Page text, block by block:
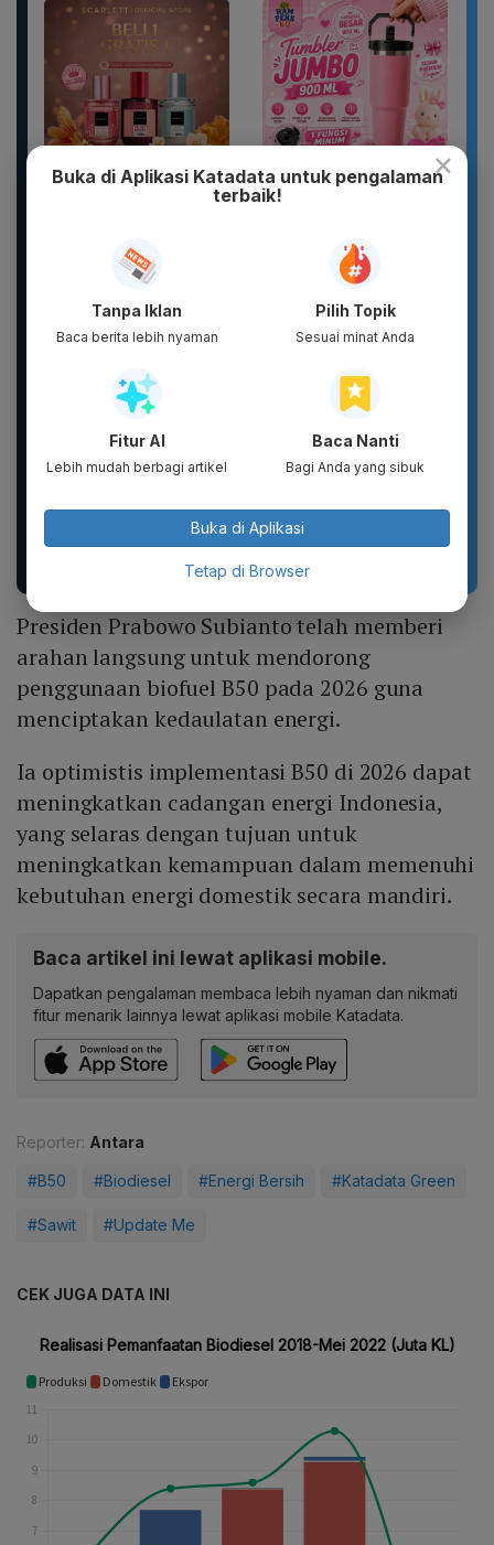
PARFUM PRIA WANGI
Botol Gelas Minum
Stainless TUMBLER
900ML Coffee...
Sandal Baim unisex
yang stylish, terbuat
dari bahan karet dan
New 2026 Pamelo.id
Setelan Anak 17
Agustus Dirgahayu 81
Presiden Prabowo Subianto telah memberi
arahan langsung untuk mendorong
penggunaan biofuel B50 pada 2026 guna
menciptakan kedaulatan energi.
Ia optimistis implementasi B50 di 2026 dapat
meningkatkan cadangan energi Indonesia,
yang selaras dengan tujuan untuk
meningkatkan kemampuan dalam memenuhi
kebutuhan energi domestik secara mandiri.
Baca artikel ini lewat aplikasi mobile.
Dapatkan pengalaman membaca lebih nyaman dan nikmati
fitur menarik lainnya lewat aplikasi mobile Katadata.
Reporter: Antara
#B50 #Biodiesel #Energi Bersih #Katadata Green
#Sawit #Update Me
CEK JUGA DATA INI
×
Buka di Aplikasi Katadata untuk pengalaman
terbaik!
Tanpa Iklan
Baca berita lebih nyaman
Pilih Topik
Sesuai minat Anda
Fitur AI
Lebih mudah berbagi artikel
Baca Nanti
Bagi Anda yang sibuk
Buka di Aplikasi
Tetap di Browser